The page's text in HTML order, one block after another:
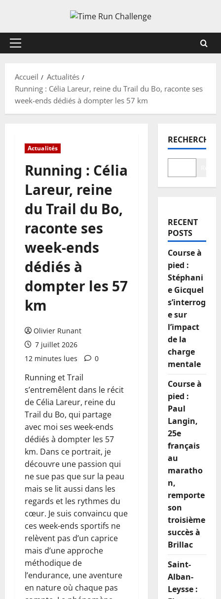
contenu
Menu
Accueil
Actualités
Running : Célia Lareur, reine du Trail du Bo, raconte ses
week-ends dédiés à dompter les 57 km
Actualités
Running : Célia
Lareur, reine
du Trail du Bo,
raconte ses
week-ends
dédiés à
dompter les 57
km
Olivier Runant
7 juillet 2026
12 minutes lues
0
Running et Trail
s’entremêlent dans le récit
de Célia Lareur, reine du
Trail du Bo, qui partage
avec moi ses week-ends
dédiés à dompter les 57
km. Dans ce portrait, je
découvre une passion qui
ne sue pas que sur la peau
mais se lit aussi dans les
regards et les rythmes du
cœur. Je suis convaincu que
ces week-ends sportifs ne
relèvent pas d’un caprice
mais d’une approche
méthodique de
l’endurance, une aventure
en nature où chaque pas
RECHERCHER
RECENT
POSTS
Course à
pied :
Stéphani
e Gicquel
s’interrog
e sur
l’impact
de la
charge
mentale
Course à
pied :
Paul
Langin,
25e
français
au
maratho
n,
remporte
son
troisième
succès à
Brillac
Saint-
Alban-
Leysse :